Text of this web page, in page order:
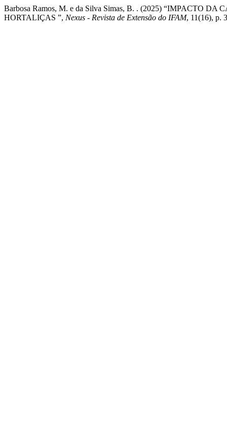
Barbosa Ramos, M. e da Silva Simas, B. . (2025) “IMPACTO
HORTALIÇAS ”, Nexus - Revista de Extensão do IFAM, 11(16), p.